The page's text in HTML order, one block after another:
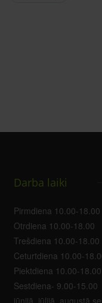
Darba laiki
Pirmdiena 10.00-18.00
Otrdiena 10.00-18.00
Trešdiena 10.00-18.00
Ceturtdiena 10.00-
Piektdiena 10.00-18.00
Sestdiena- 9.00-15.00
jūnijā, jūlijā, augustā